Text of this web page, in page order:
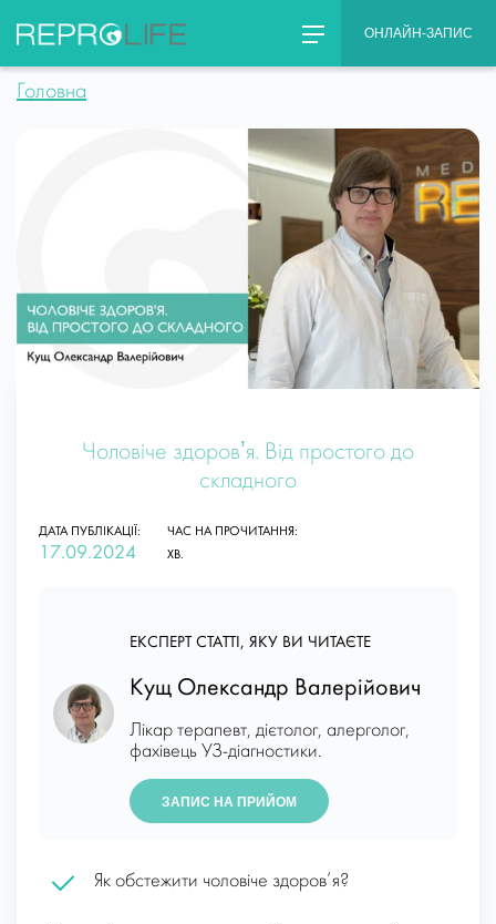
content
ОНЛАЙН-ЗАПИС
Головна
Чоловіче здоровʼя. Від простого до
складного
ДАТА ПУБЛІКАЦІЇ:
17.09.2024
ЧАС НА ПРОЧИТАННЯ:
ХВ.
ЕКСПЕРТ СТАТТІ, ЯКУ ВИ ЧИТАЄТЕ
Кущ Олександр Валерійович
Лікар терапевт, дієтолог, алерголог,
фахівець УЗ-діагностики.
ЗАПИС НА ПРИЙОМ
Як обстежити чоловіче здоров’я?